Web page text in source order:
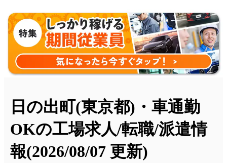
日の出町(東京都)・車通勤
OKの工場求人/転職/派遣情
報(2026/08/07 更新)